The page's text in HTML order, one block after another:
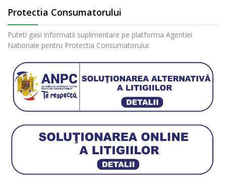
Protectia Consumatorului
Puteti gasi informatii suplimentare pe platforma Agentiei
Nationale pentru Protectia Consumatorului: